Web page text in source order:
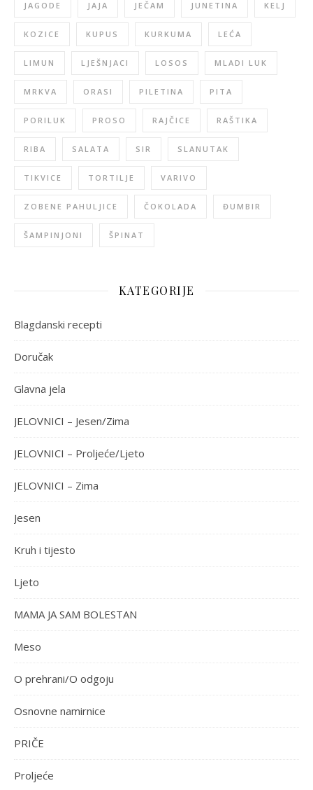
JAGODE JAJA JEČAM JUNETINA KELJ
KOZICE KUPUS KURKUMA LEĆA
LIMUN LJEŠNJACI LOSOS MLADI LUK
MRKVA ORASI PILETINA PITA
PORILUK PROSO RAJČICE RAŠTIKA
RIBA SALATA SIR SLANUTAK
TIKVICE TORTILJE VARIVO
ZOBENE PAHULJICE ČOKOLADA ĐUMBIR
ŠAMPINJONI ŠPINAT
KATEGORIJE
Blagdanski recepti
Doručak
Glavna jela
JELOVNICI – Jesen/Zima
JELOVNICI – Proljeće/Ljeto
JELOVNICI – Zima
Jesen
Kruh i tijesto
Ljeto
MAMA JA SAM BOLESTAN
Meso
O prehrani/O odgoju
Osnovne namirnice
PRIČE
Proljeće